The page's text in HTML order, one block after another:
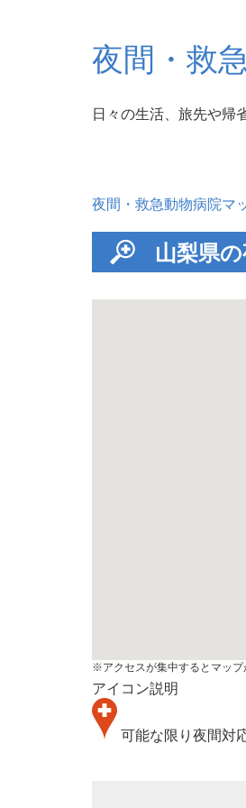
夜間・救
日々の生活、旅先や帰
夜間・救急動物病院マ
山梨県
※アクセスが集中するとマップ
アイコン説明
可能な限り夜間